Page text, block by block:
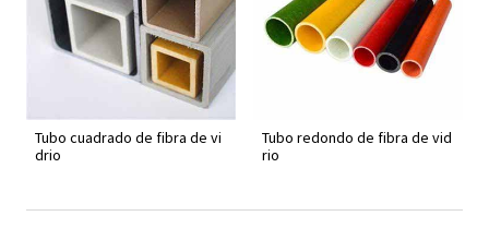
Tubo cuadrado de fibra de vi
drio
Tubo redondo de fibra de vid
rio